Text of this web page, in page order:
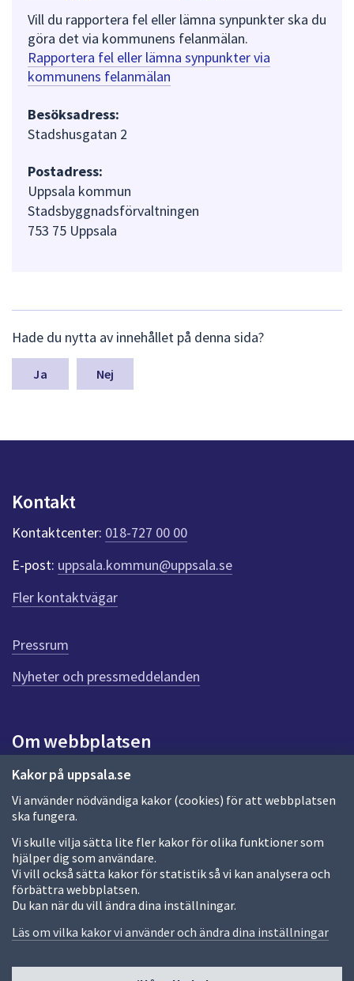
Kakor på uppsala.se
Vi använder nödvändiga kakor (cookies) för att webbplatsen
ska fungera.
Vi skulle vilja sätta lite fler kakor för olika funktioner som
hjälper dig som användare.
Vi vill också sätta kakor för statistik så vi kan analysera och
förbättra webbplatsen.
Du kan när du vill ändra dina inställningar.
Läs om vilka kakor vi använder och ändra dina inställningar
Vill du rapportera fel eller lämna synpunkter ska du
göra det via kommunens felanmälan.
Rapportera fel eller lämna synpunkter via
kommunens felanmälan
Besöksadress:
Stadshusgatan 2
Postadress:
Uppsala kommun
Stadsbyggnadsförvaltningen
753 75 Uppsala
ä
m
a
n
k
e
r
f
ö
r
e
n
n
a
d
a
Hade du nytta av innehållet på denna sida?
Nej
Kontakt
Kontaktcenter: 018-727 00 00
E-post: uppsala.kommun@uppsala.se
Fler kontaktvägar
Pressrum
Nyheter och pressmeddelanden
Om webbplatsen
Om webbplatsen
Allmänna handlingar och diarium
Behandling av personuppgifter
Kakor
Språk (other languages)
Tillgänglighetsredogörelse